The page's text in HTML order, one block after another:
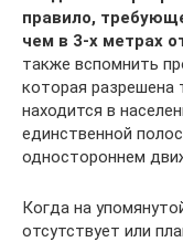
правило,
чем в 3-х метрах
также вспомнить
которая разрешена
находится в
единственной
одностороннем
Когда на
отсутствует или